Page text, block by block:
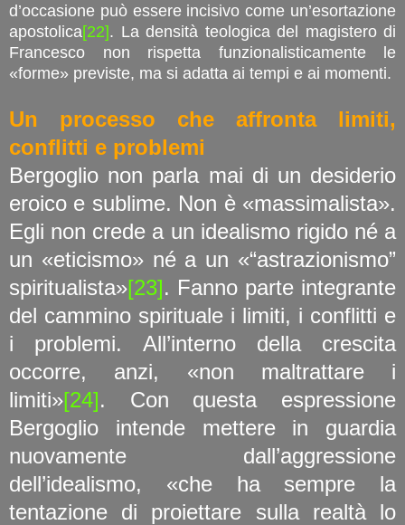
d’occasione può essere incisivo come un’esortazione
apostolica[22]. La densità teologica del magistero di
Francesco non rispetta funzionalisticamente le
«forme» previste, ma si adatta ai tempi e ai momenti.
Un processo che affronta limiti,
conflitti e problemi
Bergoglio non parla mai di un desiderio
eroico e sublime. Non è «massimalista».
Egli non crede a un idealismo rigido né a
un «eticismo» né a un «“astrazionismo”
spiritualista»[23]. Fanno parte integrante
del cammino spirituale i limiti, i conflitti e
i problemi. All’interno della crescita
occorre, anzi, «non maltrattare i
limiti»[24]. Con questa espressione
Bergoglio intende mettere in guardia
nuovamente dall’aggressione
dell’idealismo, «che ha sempre la
tentazione di proiettare sulla realtà lo